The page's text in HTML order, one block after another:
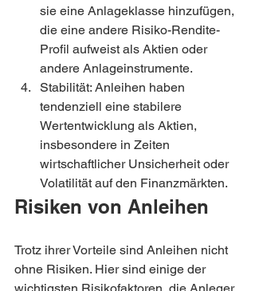
sie eine Anlageklasse hinzufügen,
die eine andere Risiko-Rendite-
Profil aufweist als Aktien oder
andere Anlageinstrumente.
Stabilität: Anleihen haben
tendenziell eine stabilere
Wertentwicklung als Aktien,
insbesondere in Zeiten
wirtschaftlicher Unsicherheit oder
Volatilität auf den Finanzmärkten.
Risiken von Anleihen
Trotz ihrer Vorteile sind Anleihen nicht
ohne Risiken. Hier sind einige der